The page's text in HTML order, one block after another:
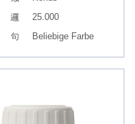
25.000
Beliebige Farbe